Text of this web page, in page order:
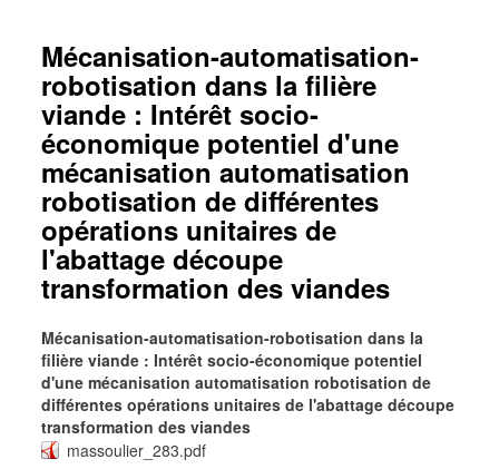
Mécanisation-automatisation-
robotisation dans la filière
viande : Intérêt socio-
économique potentiel d'une
mécanisation automatisation
robotisation de différentes
opérations unitaires de
l'abattage découpe
transformation des viandes
Mécanisation-automatisation-robotisation dans la
filière viande : Intérêt socio-économique potentiel
d'une mécanisation automatisation robotisation de
différentes opérations unitaires de l'abattage découpe
transformation des viandes
massoulier_283.pdf